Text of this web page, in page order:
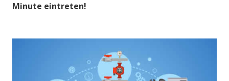
Minute eintreten!